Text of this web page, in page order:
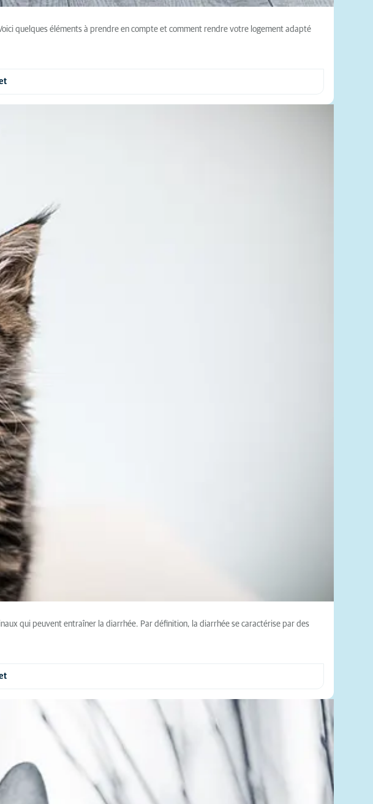
quelques éléments à prendre en compte et comment rendre votre logement adapté
qui peuvent entraîner la diarrhée. Par définition, la diarrhée se caractérise par des